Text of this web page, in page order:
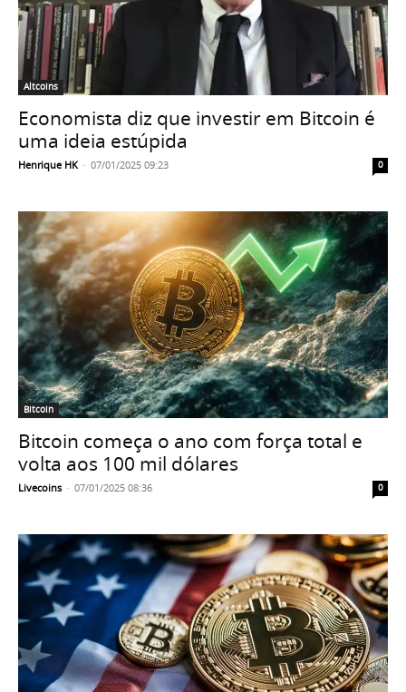
Altcoins
Economista diz que investir em Bitcoin é
uma ideia estúpida
Henrique HK - 07/01/2025 09:23 0
Bitcoin
Bitcoin começa o ano com força total e
volta aos 100 mil dólares
Livecoins - 07/01/2025 08:36 0